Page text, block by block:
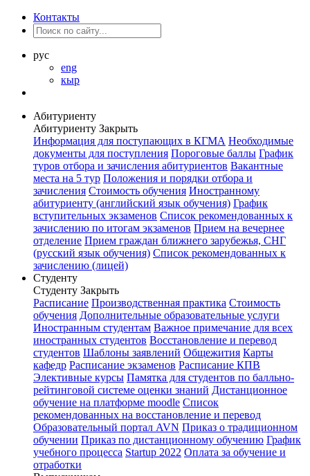
Контакты
рус
eng
кыр
Абитуриенту
Абитуриенту Закрыть
Информация для поступающих в КГМА Необходимые
документы для поступления Пороговые баллы График
туров отбора и зачисления абитуриентов Вакантные
места на 5 тур Положения и порядки отбора и
зачисления Стоимость обучения Иностранному
абитуриенту (английский язык обучения) График
вступительных экзаменов Список рекомендованных к
зачислению по итогам экзаменов Прием на вечернее
отделение Прием граждан ближнего зарубежья, СНГ
(русский язык обучения) Список рекомендованных к
зачислению (лицей)
Студенту
Студенту Закрыть
Расписание Производственная практика Стоимость
обучения Дополнительные образовательные услуги
Иностранным студентам Важное примечание для всех
иностранных студентов Восстановление и перевод
студентов Шаблоны заявлений Общежития Карты
кафедр Расписание экзаменов Расписание КПВ
Элективные курсы Памятка для студентов по балльно-
рейтинговой системе оценки знаний Дистанционное
обучение на платформе moodle Список
рекомендованных на восстановление и перевод
Образовательный портал AVN Приказ о традиционном
обучении Приказ по дистанционному обучению График
учебного процесса Startup 2022 Оплата за обучение и
отработки